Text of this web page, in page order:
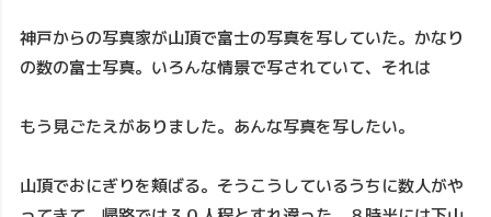
神戸からの写真家が山頂で富士の写真を写していた。かなり
の数の富士写真。いろんな情景で写されていて、それは
もう見ごたえがありました。あんな写真を写したい。
山頂でおにぎりを頬ばる。そうこうしているうちに数人がや